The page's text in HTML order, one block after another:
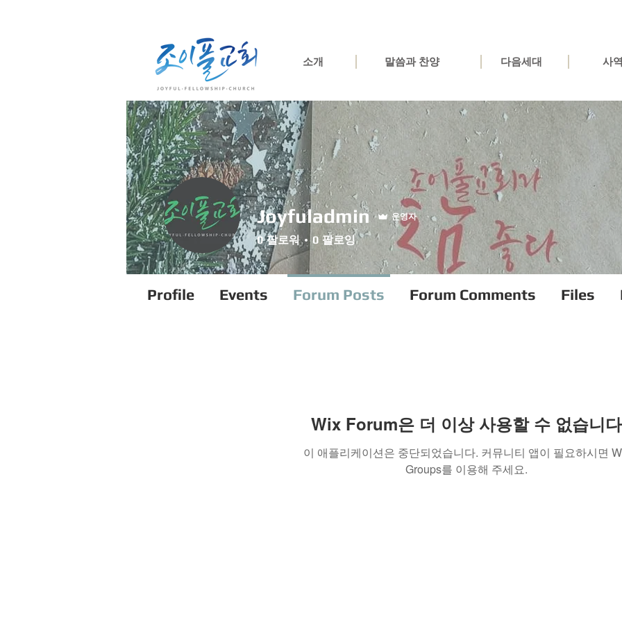
소개 말씀과 찬양 다음세대 사
Wix Forum은 더 이상 사용할 수 없습니다
이 애플리케이션은 중단되었습니다. 커뮤니티 앱이 필요하시면
Groups를 이용해 주세요.
Joyfuladmin 운영자
0 팔로워 0 팔로잉
Profile Events Forum Posts Forum Comments Files